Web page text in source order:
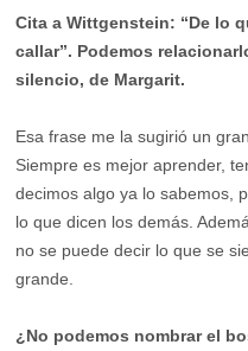
Cita a Wittgenstein: “De lo
callar”. Podemos
silencio, de Margarit.
Esa frase me la sugirió un
Siempre es mejor aprender,
decimos algo ya lo sabemos,
lo que dicen los demás.
no se puede decir lo que se
grande.
¿No podemos nombrar el